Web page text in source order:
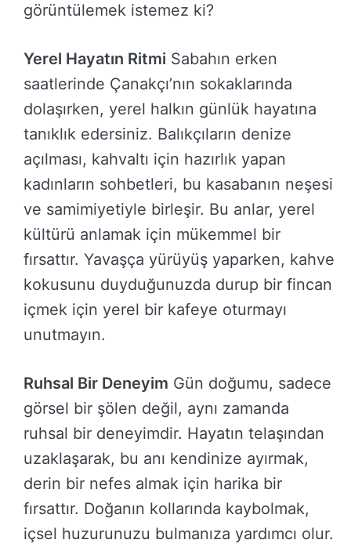
görüntülemek istemez ki?
Yerel Hayatın Ritmi Sabahın erken
saatlerinde Çanakçı’nın sokaklarında
dolaşırken, yerel halkın günlük hayatına
tanıklık edersiniz. Balıkçıların denize
açılması, kahvaltı için hazırlık yapan
kadınların sohbetleri, bu kasabanın neşesi
ve samimiyetiyle birleşir. Bu anlar, yerel
kültürü anlamak için mükemmel bir
fırsattır. Yavaşça yürüyüş yaparken, kahve
kokusunu duyduğunuzda durup bir fincan
içmek için yerel bir kafeye oturmayı
unutmayın.
Ruhsal Bir Deneyim Gün doğumu, sadece
görsel bir şölen değil, aynı zamanda
ruhsal bir deneyimdir. Hayatın telaşından
uzaklaşarak, bu anı kendinize ayırmak,
derin bir nefes almak için harika bir
fırsattır. Doğanın kollarında kaybolmak,
içsel huzurunuzu bulmanıza yardımcı olur.